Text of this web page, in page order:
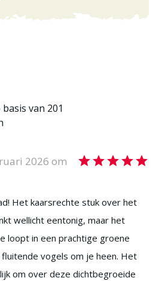
basis van 201
2026 om
Het kaarsrechte stuk over het
wellicht eentonig, maar het
loopt in een prachtige groene
vogels om je heen. Het
om over deze dichtbegroeide